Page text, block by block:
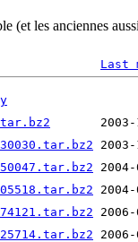
(et les anciennes
Last